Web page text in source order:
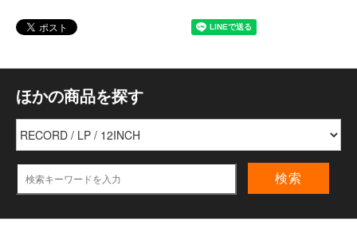
ほかの商品を探す
検索